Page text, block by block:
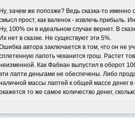
Ну, зачем же попозже? Ведь сказка-то
прост, как валенок - извлечь прибыль.
Ну, 100% он в идеальном случае вернет. В
Их нет в сказке. Не существуют эти 5%.
автора заключается в том, что он не
лапоть чеканится грош. Растет
Как Фабиан выпустил в оборот
лапти деньгами не обеспечены. Либо
массы лаптей к общей массе денег
то же самое количество денег,